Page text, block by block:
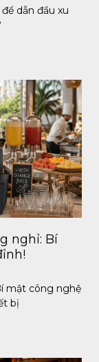
dẫn đầu xu
nghỉ: Bí
mật công nghệ
bị